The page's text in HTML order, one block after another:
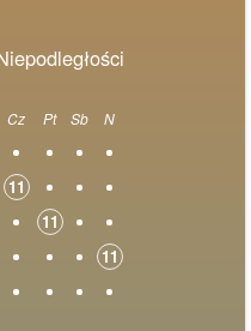
Cz Pt Sb N
11
11
11